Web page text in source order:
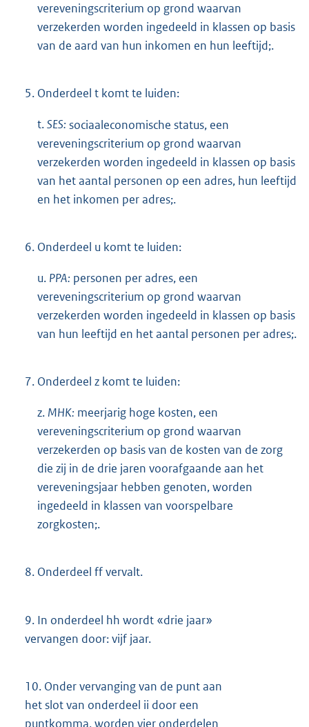
vereveningscriterium op grond waarvan
verzekerden worden ingedeeld in klassen op basis
van de aard van hun inkomen en hun leeftijd;.
5. Onderdeel t komt te luiden:
t.SES: sociaaleconomische status, een
vereveningscriterium op grond waarvan
verzekerden worden ingedeeld in klassen op basis
van het aantal personen op een adres, hun leeftijd
en het inkomen per adres;.
6. Onderdeel u komt te luiden:
u. PPA: personen per adres, een
vereveningscriterium op grond waarvan
verzekerden worden ingedeeld in klassen op basis
van hun leeftijd en het aantal personen per adres;.
7. Onderdeel z komt te luiden:
z. MHK: meerjarig hoge kosten, een
vereveningscriterium op grond waarvan
verzekerden op basis van de kosten van de zorg
die zij in de drie jaren voorafgaande aan het
vereveningsjaar hebben genoten, worden
ingedeeld in klassen van voorspelbare
zorgkosten;.
8. Onderdeel ff vervalt.
9. In onderdeel hh wordt «drie jaar»
vervangen door: vijf jaar.
10. Onder vervanging van de punt aan
het slot van onderdeel ii door een
puntkomma, worden vier onderdelen